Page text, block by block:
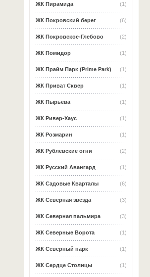
(1)
ЖК Пирамида
(6)
ЖК Покровский берег
(2)
ЖК Покровское-Глебово
(1)
ЖК Помидор
(1)
ЖК Прайм Парк (Prime Park)
(1)
ЖК Приват Сквер
(1)
ЖК Пырьева
(1)
ЖК Ривер-Хаус
(1)
ЖК Розмарин
(2)
ЖК Рублевские огни
(1)
ЖК Русский Авангард
(6)
ЖК Садовые Кварталы
(3)
ЖК Северная звезда
(3)
ЖК Северная пальмира
(1)
ЖК Северные Ворота
(1)
ЖК Северный парк
(1)
ЖК Сердце Столицы